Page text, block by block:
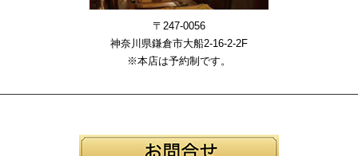
〒247-0056
神奈川県鎌倉市大船2-16-2-2F
※本店は予約制です。